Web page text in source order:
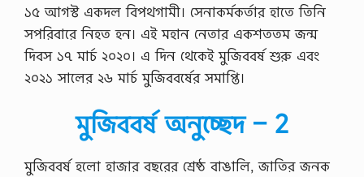
১৫ আগস্ট একদল বিপথগামী। সেনাকর্মকর্তার হাতে তিনি
সপরিবারে নিহত হন। এই মহান নেতার একশততম জন্ম
দিবস ১৭ মার্চ ২০২০। এ দিন থেকেই মুজিববর্ষ শুরু এবং
২০২১ সালের ২৬ মার্চ মুজিববর্ষের সমাপ্তি।
মুজিববর্ষ অনুচ্ছেদ – 2
মুজিববর্ষ হলাে হাজার বছরের শ্রেষ্ঠ বাঙালি, জাতির জনক